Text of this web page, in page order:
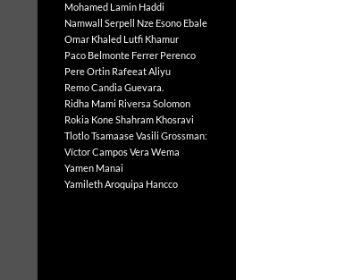
Mohamed Lamin Haddi
Namwall Serpell Nze Esono Ebale
Omar Khaled Lutfi Khamur
Paco Belmonte Ferrer Perenco
Pere Ortin Rafeeat Aliyu
Remo Candia Guevara.
Ridha Mami Riversa Solomon
Rokia KoneShahram Khosravi
Tlotlo TsamaaseVasili Grossman:
Víctor Campos Vera Wema
Yamen Manai
Yamileth Aroquipa Hancco